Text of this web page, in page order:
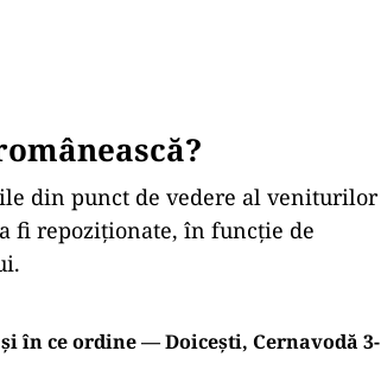
din punct de vedere al veniturilor
fi repoziționate, în funcție de
în ce ordine — Doicești, Cernavodă 3-